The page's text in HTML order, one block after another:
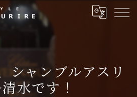
シャンブルアスリ
水です！